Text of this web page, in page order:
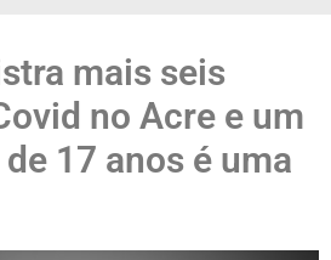
mais seis
no Acre e um
17 anos é uma